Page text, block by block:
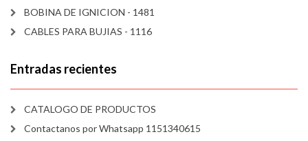
BOBINA DE IGNICION - 1481
CABLES PARA BUJIAS - 1116
Entradas recientes
CATALOGO DE PRODUCTOS
Contactanos por Whatsapp 1151340615